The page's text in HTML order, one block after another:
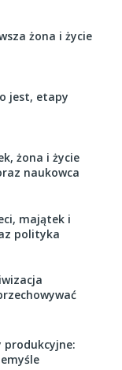
żona i życie
jest, etapy
żona i życie
naukowca
majątek i
polityka
produkcyjne: